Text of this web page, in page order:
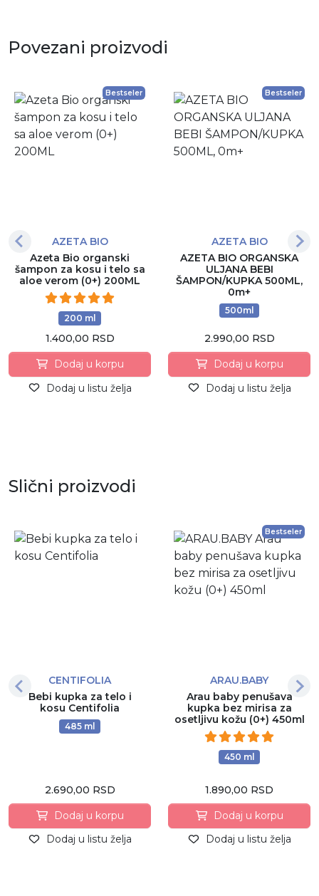
Povezani proizvodi
Bestseler
AZETA BIO
Azeta Bio organski
šampon za kosu i telo sa
aloe verom (0+) 200ML
200 ml
1.400,00 RSD
Dodaj u korpu
Dodaj u listu želja
Bestseler
AZETA BIO
AZETA BIO ORGANSKA
ULJANA BEBI
ŠAMPON/KUPKA 500ML,
0m+
500ml
2.990,00 RSD
Dodaj u korpu
Dodaj u listu želja
Slični proizvodi
CENTIFOLIA
Bebi kupka za telo i
kosu Centifolia
485 ml
2.690,00 RSD
Dodaj u korpu
Dodaj u listu želja
Bestseler
ARAU.BABY
Arau baby penušava
kupka bez mirisa za
osetljivu kožu (0+) 450ml
450 ml
1.890,00 RSD
Dodaj u korpu
Dodaj u listu želja